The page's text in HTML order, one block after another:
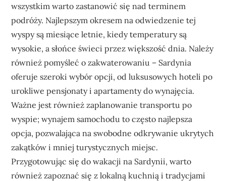
wszystkim warto zastanowić się nad terminem
podróży. Najlepszym okresem na odwiedzenie tej
wyspy są miesiące letnie, kiedy temperatury są
wysokie, a słońce świeci przez większość dnia. Należy
również pomyśleć o zakwaterowaniu – Sardynia
oferuje szeroki wybór opcji, od luksusowych hoteli po
urokliwe pensjonaty i apartamenty do wynajęcia.
Ważne jest również zaplanowanie transportu po
wyspie; wynajem samochodu to często najlepsza
opcja, pozwalająca na swobodne odkrywanie ukrytych
zakątków i mniej turystycznych miejsc.
Przygotowując się do wakacji na Sardynii, warto
również zapoznać się z lokalną kuchnią i tradycjami